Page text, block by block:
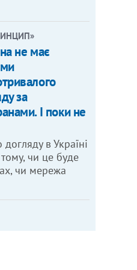
не має
за
І поки не
в Україні
чи це буде
чи мережа